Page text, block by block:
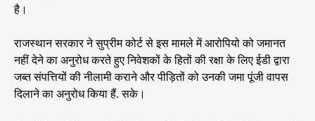
है।
राजस्थान सरकार ने सुप्रीम कोर्ट से इस मामले में आरोपियो को जमानत
नहीं देने का अनुरोध करते हुए निवेशकों के हितों की रक्षा के लिए ईडी द्वारा
जब्त संपत्तियों की नीलामी कराने और पीड़ितों को उनकी जमा पूंजी वापस
दिलाने का अनुरोध किया हैं. सके।